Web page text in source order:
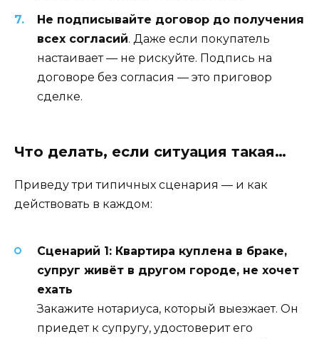
Не подписывайте договор до получения
всех согласий. Даже если покупатель
настаивает — не рискуйте. Подпись на
договоре без согласия — это приговор
сделке.
Что делать, если ситуация такая…
Приведу три типичных сценария — и как
действовать в каждом:
Сценарий 1: Квартира куплена в браке,
супруг живёт в другом городе, не хочет
ехать
Закажите нотариуса, который выезжает. Он
приедет к супругу, удостоверит его